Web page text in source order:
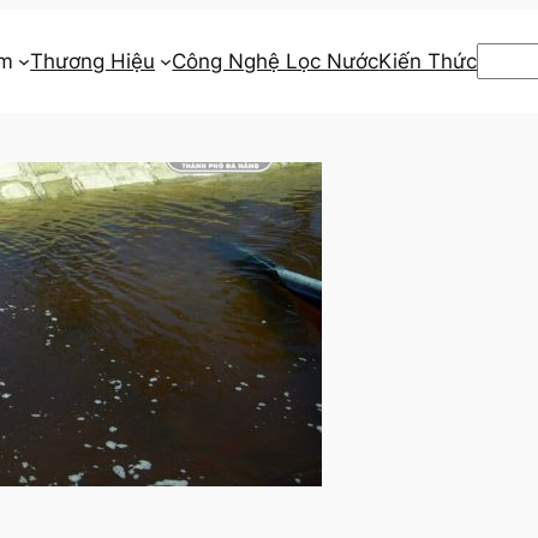
Thương Hiệu Công Nghệ Lọc NướcKiến Thức